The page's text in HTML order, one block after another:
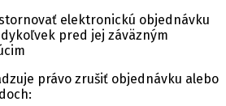
elektronickú objednávku
pred jej záväzným
právo zrušiť objednávku alebo